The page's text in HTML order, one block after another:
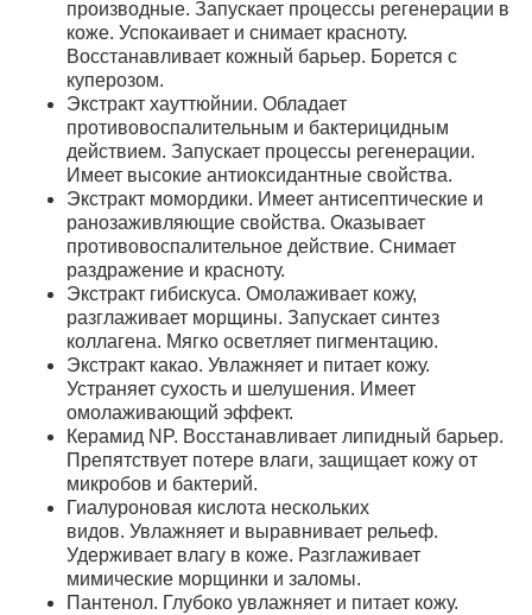
производные. Запускает процессы регенерации в
коже. Успокаивает и снимает красноту.
Восстанавливает кожный барьер. Борется с
куперозом.
Экстракт хауттюйнии. Обладает
противовоспалительным и бактерицидным
действием. Запускает процессы регенерации.
Имеет высокие антиоксидантные свойства.
Экстракт момордики. Имеет антисептические и
ранозаживляющие свойства. Оказывает
противовоспалительное действие. Снимает
раздражение и красноту.
Экстракт гибискуса. Омолаживает кожу,
разглаживает морщины. Запускает синтез
коллагена. Мягко осветляет пигментацию.
Экстракт какао. Увлажняет и питает кожу.
Устраняет сухость и шелушения. Имеет
омолаживающий эффект.
Керамид NP. Восстанавливает липидный барьер.
Препятствует потере влаги, защищает кожу от
микробов и бактерий.
Гиалуроновая кислота нескольких
видов. Увлажняет и выравнивает рельеф.
Удерживает влагу в коже. Разглаживает
мимические морщинки и заломы.
Пантенол. Глубоко увлажняет и питает кожу.